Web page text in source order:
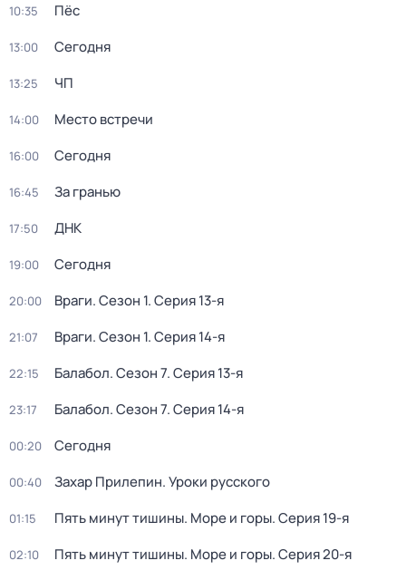
10:35 Пёс
13:00 Сегодня
13:25 ЧП
14:00 Место встречи
16:00 Сегодня
16:45 За гранью
17:50 ДНК
19:00 Сегодня
20:00 Враги. Сезон 1. Серия 13-я
21:07 Враги. Сезон 1. Серия 14-я
22:15 Балабол. Сезон 7. Серия 13-я
23:17 Балабол. Сезон 7. Серия 14-я
00:20 Сегодня
00:40 Захар Прилепин. Уроки русского
01:15 Пять минут тишины. Море и горы. Серия 19-я
02:10 Пять минут тишины. Море и горы. Серия 20-я